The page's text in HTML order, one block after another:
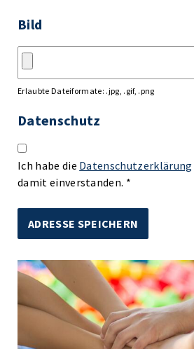
Bild
Erlaubte Dateiformate: .jpg, .gif, .png
Datenschutz
Ich habe die Datenschutzerklärung
damit einverstanden. *